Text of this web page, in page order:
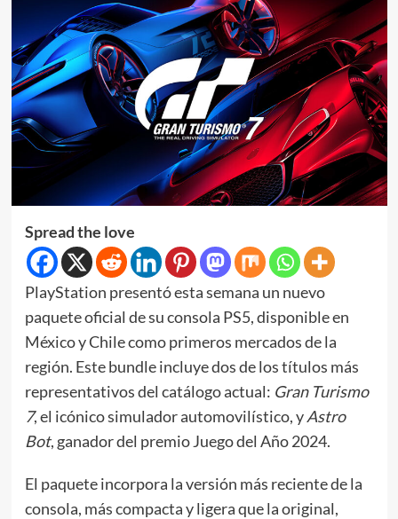
Spread the love
PlayStation presentó esta semana un nuevo
paquete oficial de su consola PS5, disponible en
México y Chile como primeros mercados de la
región. Este bundle incluye dos de los títulos más
representativos del catálogo actual: Gran Turismo
7, el icónico simulador automovilístico, yAstro
Bot, ganador del premio Juego del Año 2024.
El paquete incorpora la versión más reciente de la
consola, más compacta y ligera que la original,